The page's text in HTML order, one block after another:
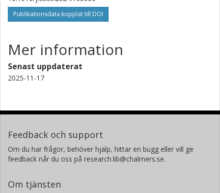
Publikationsdata kopplat till DOI
Mer information
Senast uppdaterat
2025-11-17
Feedback och support
Om du har frågor, behöver hjälp, hittar en bugg eller vill ge
feedback når du oss på research.lib@chalmers.se.
Om tjänsten